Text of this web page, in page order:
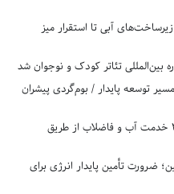
آبی تا استقرار میز
بین‌المللی تئاتر کودک و نوجوان شد
توسعه پایدار / بوم‌گردی پیشران
آبفای البرز پیشتاز شد؛ ارائه تمامی ۲۲ خدمت آب و فاضلاب از طریق
ضرورت تأمین پایدار انرژی برای